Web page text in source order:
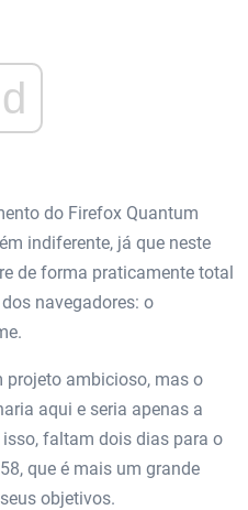
do Firefox Quantum
indiferente, já que neste
de forma praticamente total
navegadores: o
projeto ambicioso, mas o
aqui e seria apenas a
faltam dois dias para o
que é mais um grande
objetivos.